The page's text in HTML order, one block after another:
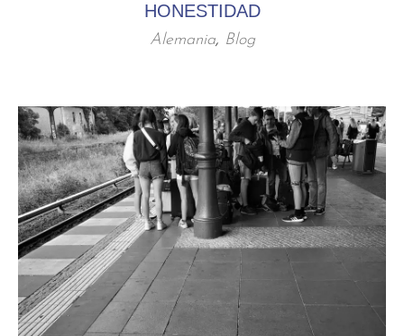
HONESTIDAD
Alemania, Blog